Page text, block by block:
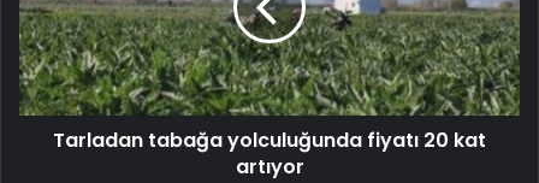
Tarladan tabağa yolculuğunda fiyatı 20 kat
artıyor